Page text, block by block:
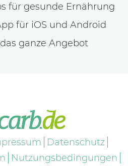
für gesunde Ernährung
für iOS und Android
ganze Angebot
Datenschutz
Nutzungsbedingungen